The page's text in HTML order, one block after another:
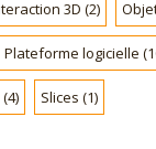
3D (2)
Plateforme logicielle
(4) Slices (1)